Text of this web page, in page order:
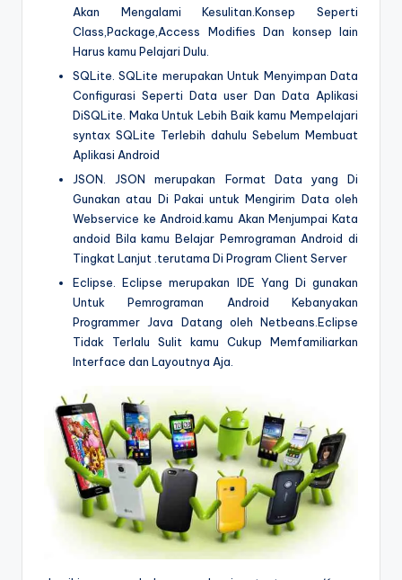
Akan Mengalami Kesulitan.Konsep Seperti
Class,Package,Access Modifies Dan konsep lain
Harus kamu Pelajari Dulu.
SQLite. SQLite merupakan Untuk Menyimpan Data
Configurasi Seperti Data user Dan Data Aplikasi
DiSQLite. Maka Untuk Lebih Baik kamu Mempelajari
syntax SQLite Terlebih dahulu Sebelum Membuat
Aplikasi Android
JSON. JSON merupakan Format Data yang Di
Gunakan atau Di Pakai untuk Mengirim Data oleh
Webservice ke Android.kamu Akan Menjumpai Kata
andoid Bila kamu Belajar Pemrograman Android di
Tingkat Lanjut .terutama Di Program Client Server
Eclipse. Eclipse merupakan IDE Yang Di gunakan
Untuk Pemrograman Android Kebanyakan
Programmer Java Datang oleh Netbeans.Eclipse
Tidak Terlalu Sulit kamu Cukup Memfamiliarkan
Interface dan Layoutnya Aja.